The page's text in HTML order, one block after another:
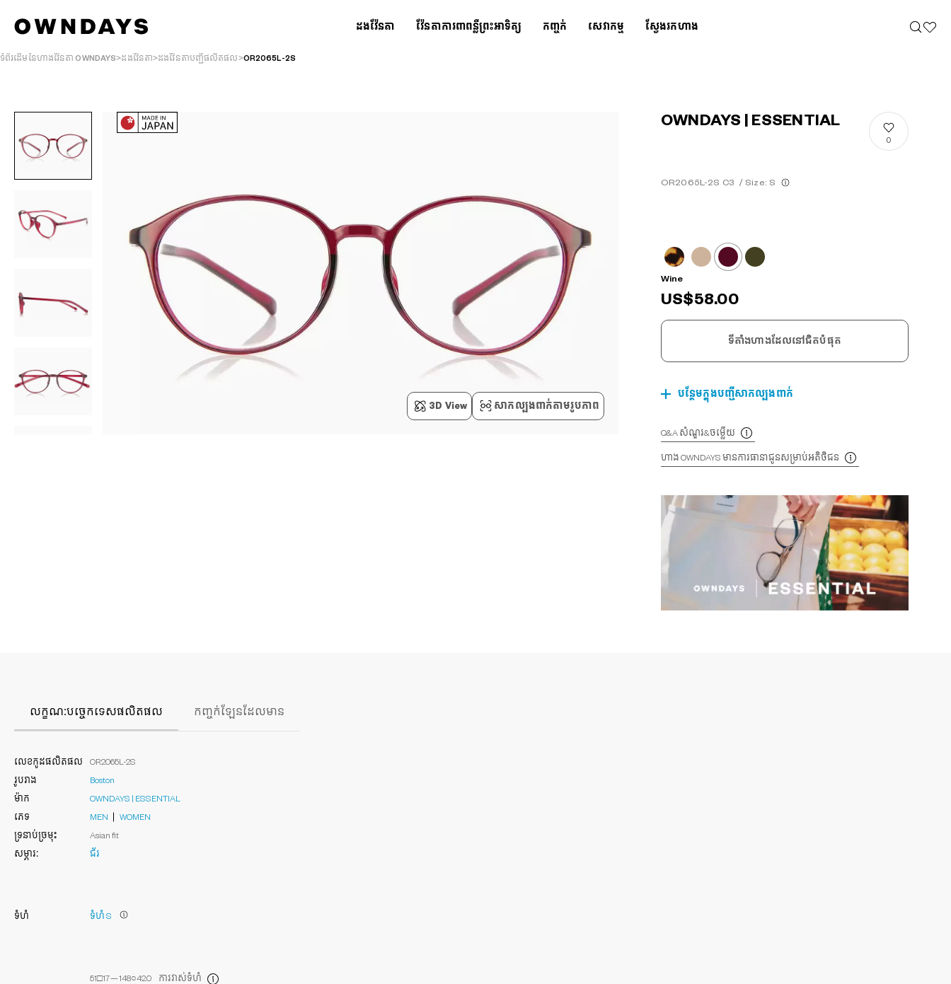
ដងវ៉ែនតា វ៉ែនតាការពាពន្លឺព្រះអាទិត្យ កញ្ចក់ សេវាកម្ម ស្វែងរកហាង
ទំព័រដើមនៃហាងវ៉ែនតា OWNDAYS ដងវ៉ែនតា ដងវ៉ែនតាបញ្ជីផលិតផល OR2065L-2S
3D View សាកល្បងពាក់តាមរូបភាព
OWNDAYS | ESSENTIAL
OR2065L-2S C3 / Size: S
0
Wine
US$58.00
ទីតាំងហាងដែលនៅជិតបំផុត
បន្ថែមក្នុងបញ្ជីសាកល្បងពាក់
Q&A សំណួរ&ចម្លើយ
ហាង OWNDAYS មានការធានាជូនសម្រាប់អតិថិជន
លក្ខណៈបច្ចេកទេសផលិតផល កញ្ចក់ឡែនដែលមាន
លេខកូដផលិតផល OR2065L-2S
រូបរាង Boston
ម៉ាក OWNDAYS | ESSENTIAL
ភេទ MEN WOMEN
ទ្រនាប់ច្រមុះ Asian fit
សម្ភារៈ ជ័រ
ទំហំ ទំហំ S
51□17－148○42.0 ការវាស់ទំហំ